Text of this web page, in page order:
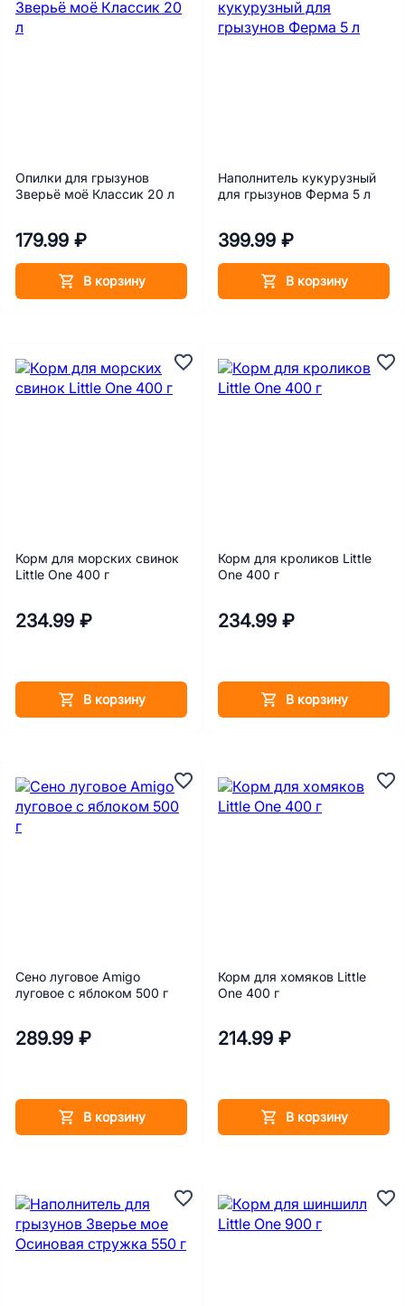
Опилки для грызунов
Зверьё моё Классик 20 л
179.99 ₽
В корзину
Наполнитель кукурузный
для грызунов Ферма 5 л
399.99 ₽
В корзину
Корм для морских свинок
Little One 400 г
234.99 ₽
В корзину
Корм для кроликов Little
One 400 г
234.99 ₽
В корзину
Сено луговое Amigo
луговое с яблоком 500 г
289.99 ₽
В корзину
Корм для хомяков Little
One 400 г
214.99 ₽
В корзину